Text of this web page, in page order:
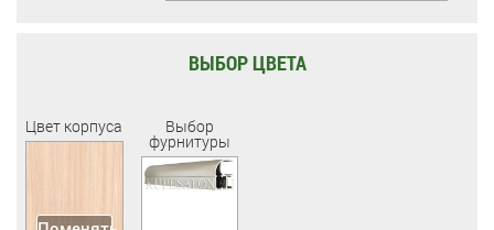
ВЫБОР ЦВЕТА
Цвет корпуса Выбор
фурнитуры